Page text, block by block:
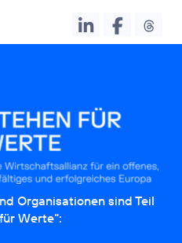
Organisationen sind Teil
Werte“: